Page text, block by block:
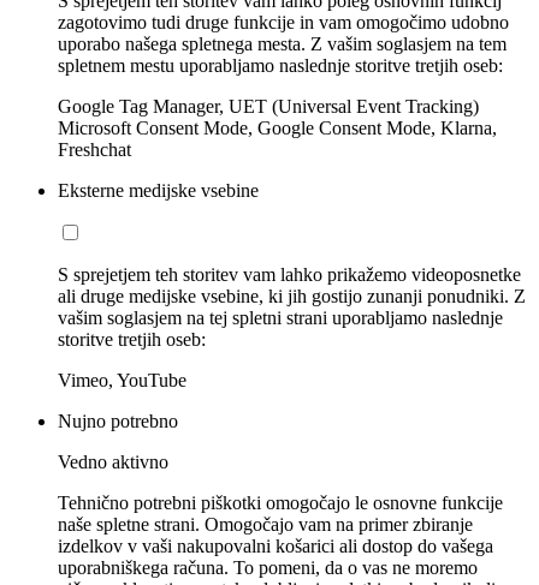
zagotovimo tudi druge funkcije in vam omogočimo udobno
uporabo našega spletnega mesta. Z vašim soglasjem na tem
spletnem mestu uporabljamo naslednje storitve tretjih oseb:
Google Tag Manager, UET (Universal Event Tracking)
Microsoft Consent Mode, Google Consent Mode, Klarna,
Freshchat
Eksterne medijske vsebine
S sprejetjem teh storitev vam lahko prikažemo videoposnetke
ali druge medijske vsebine, ki jih gostijo zunanji ponudniki. Z
vašim soglasjem na tej spletni strani uporabljamo naslednje
storitve tretjih oseb:
Vimeo, YouTube
Nujno potrebno
Vedno aktivno
Tehnično potrebni piškotki omogočajo le osnovne funkcije
naše spletne strani. Omogočajo vam na primer zbiranje
izdelkov v vaši nakupovalni košarici ali dostop do vašega
uporabniškega računa. To pomeni, da o vas ne moremo